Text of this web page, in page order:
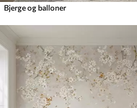
Bjerge og balloner